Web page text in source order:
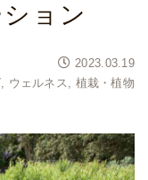
ョン
2023.03.19
, ウェルネス , 植栽・植物